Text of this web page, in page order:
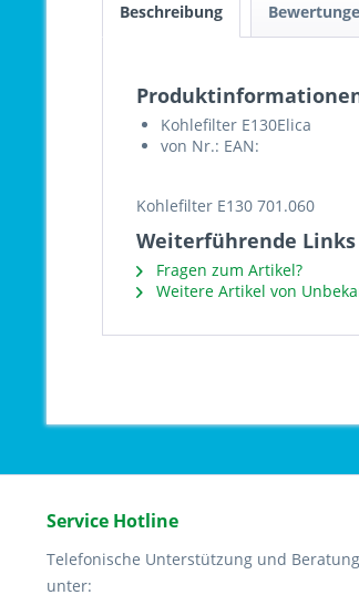
Beschreibung
Kohlefilter E130Elica
von Nr.: EAN:
Kohlefilter E130 701.060
Weiterführende Links
Fragen zum Artikel?
Weitere Artikel von
Service Hotline
Telefonische Unterstützung und Beratung
unter: